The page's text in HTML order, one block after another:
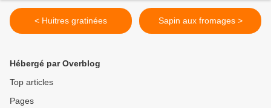
< Huitres gratinées Sapin aux fromages >
Hébergé par Overblog
Top articles
Pages